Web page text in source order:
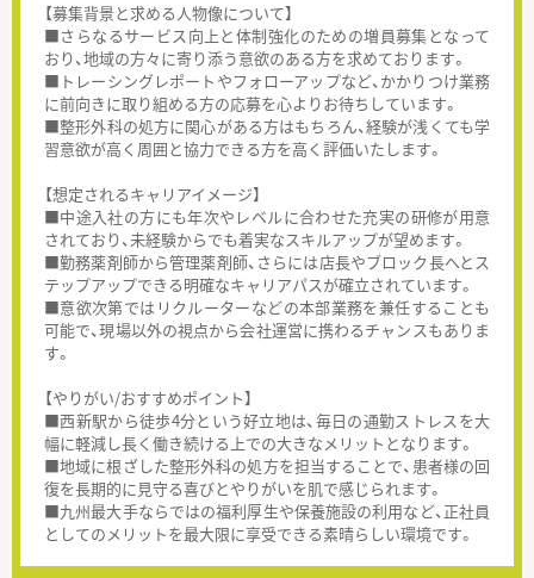
【募集背景と求める人物像について】
■さらなるサービス向上と体制強化のための増員募集となって
おり、地域の方々に寄り添う意欲のある方を求めております。
■トレーシングレポートやフォローアップなど、かかりつけ業務
に前向きに取り組める方の応募を心よりお待ちしています。
■整形外科の処方に関心がある方はもちろん、経験が浅くても学
習意欲が高く周囲と協力できる方を高く評価いたします。
【想定されるキャリアイメージ】
■中途入社の方にも年次やレベルに合わせた充実の研修が用意
されており、未経験からでも着実なスキルアップが望めます。
■勤務薬剤師から管理薬剤師、さらには店長やブロック長へとス
テップアップできる明確なキャリアパスが確立されています。
■意欲次第ではリクルーターなどの本部業務を兼任することも
可能で、現場以外の視点から会社運営に携わるチャンスもありま
す。
【やりがい/おすすめポイント】
■西新駅から徒歩4分という好立地は、毎日の通勤ストレスを大
幅に軽減し長く働き続ける上での大きなメリットとなります。
■地域に根ざした整形外科の処方を担当することで、患者様の回
復を長期的に見守る喜びとやりがいを肌で感じられます。
■九州最大手ならではの福利厚生や保養施設の利用など、正社員
としてのメリットを最大限に享受できる素晴らしい環境です。